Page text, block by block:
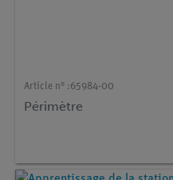
Article n° :65984-00
Périmètre